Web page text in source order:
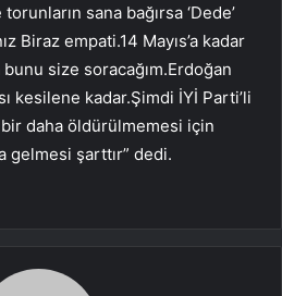
sana bağırsa ‘Dede’
Biraz empati.14 Mayıs’a kadar
size soracağım.Erdoğan
kesilene kadar.Şimdi İYİ Parti’li
bir daha öldürülmemesi için
gelmesi şarttır” dedi.